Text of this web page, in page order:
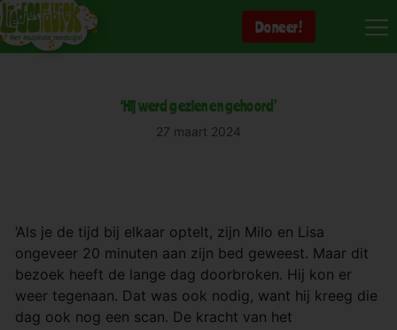
Ga
naar
de
Doneer!
‘Hij werd gezien en gehoord’
27 maart 2024
‘Als je de tijd bij elkaar optelt, zijn Milo en Lisa
ongeveer 20 minuten aan zijn bed geweest. Maar dit
bezoek heeft de lange dag doorbroken. Hij kon er
weer tegenaan. Dat was ook nodig, want hij kreeg die
dag ook nog een scan. De kracht van het